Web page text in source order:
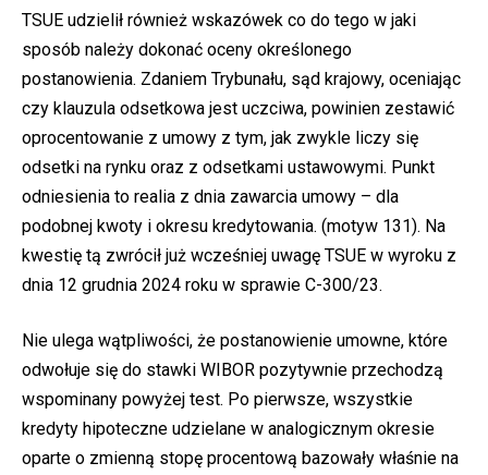
TSUE udzielił również wskazówek co do tego w jaki
sposób należy dokonać oceny określonego
postanowienia. Zdaniem Trybunału, sąd krajowy, oceniając
czy klauzula odsetkowa jest uczciwa, powinien zestawić
oprocentowanie z umowy z tym, jak zwykle liczy się
odsetki na rynku oraz z odsetkami ustawowymi. Punkt
odniesienia to realia z dnia zawarcia umowy – dla
podobnej kwoty i okresu kredytowania. (motyw 131). Na
kwestię tą zwrócił już wcześniej uwagę TSUE w wyroku z
dnia 12 grudnia 2024 roku w sprawie C-300/23.
Nie ulega wątpliwości, że postanowienie umowne, które
odwołuje się do stawki WIBOR pozytywnie przechodzą
wspominany powyżej test. Po pierwsze, wszystkie
kredyty hipoteczne udzielane w analogicznym okresie
oparte o zmienną stopę procentową bazowały właśnie na